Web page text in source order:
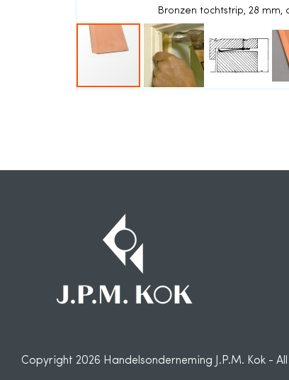
Bronzen tochtstrip, 28 mm,
de
gallerij
Copyright 2026 Handelsonderneming J.P.M. Kok -